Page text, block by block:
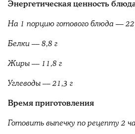
Энергетическая ценность
На 1 порцию готового блюда —
Белки –– 8,8 г
Жиры –– 11,8 г
Углеводы –– 21,3 г
Время приготовления
Готовить выпечку по рецепту 2